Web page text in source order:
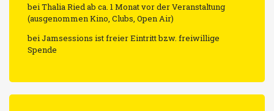
bei Thalia Ried ab ca. 1 Monat vor der Veranstaltung
(ausgenommen Kino, Clubs, Open Air)
bei Jamsessions ist freier Eintritt bzw. freiwillige
Spende